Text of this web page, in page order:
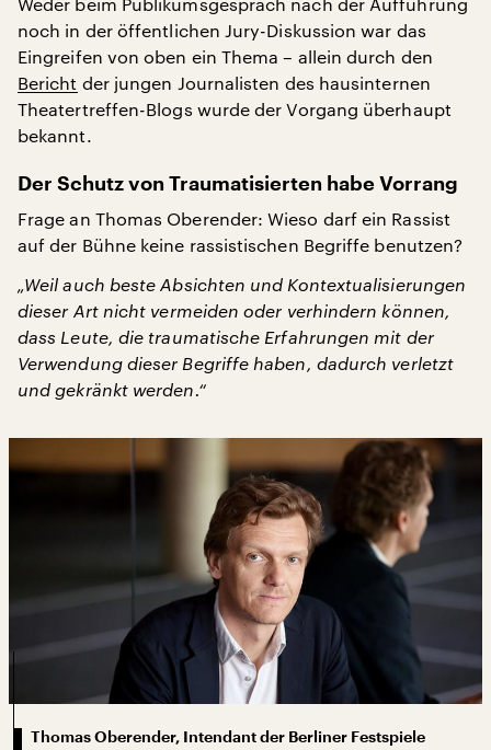
noch in der öffentlichen Jury-Diskussion war das
Eingreifen von oben ein Thema – allein durch den
Bericht der jungen Journalisten des hausinternen
Theatertreffen-Blogs wurde der Vorgang überhaupt
bekannt.
Der Schutz von Traumatisierten habe Vorrang
Frage an Thomas Oberender: Wieso darf ein Rassist
auf der Bühne keine rassistischen Begriffe benutzen?
„Weil auch beste Absichten und Kontextualisierungen
dieser Art nicht vermeiden oder verhindern können,
dass Leute, die traumatische Erfahrungen mit der
Verwendung dieser Begriffe haben, dadurch verletzt
und gekränkt werden.“
Thomas Oberender, Intendant der Berliner Festspiele